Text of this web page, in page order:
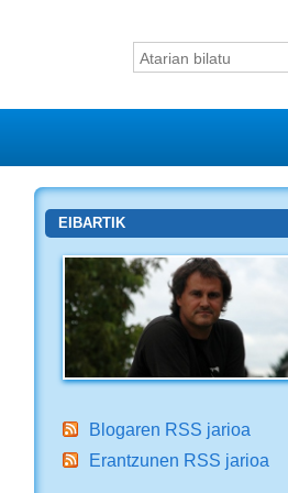
Bilatu atarian
EIBARTIK
Blogaren RSS jarioa
Erantzunen RSS jarioa